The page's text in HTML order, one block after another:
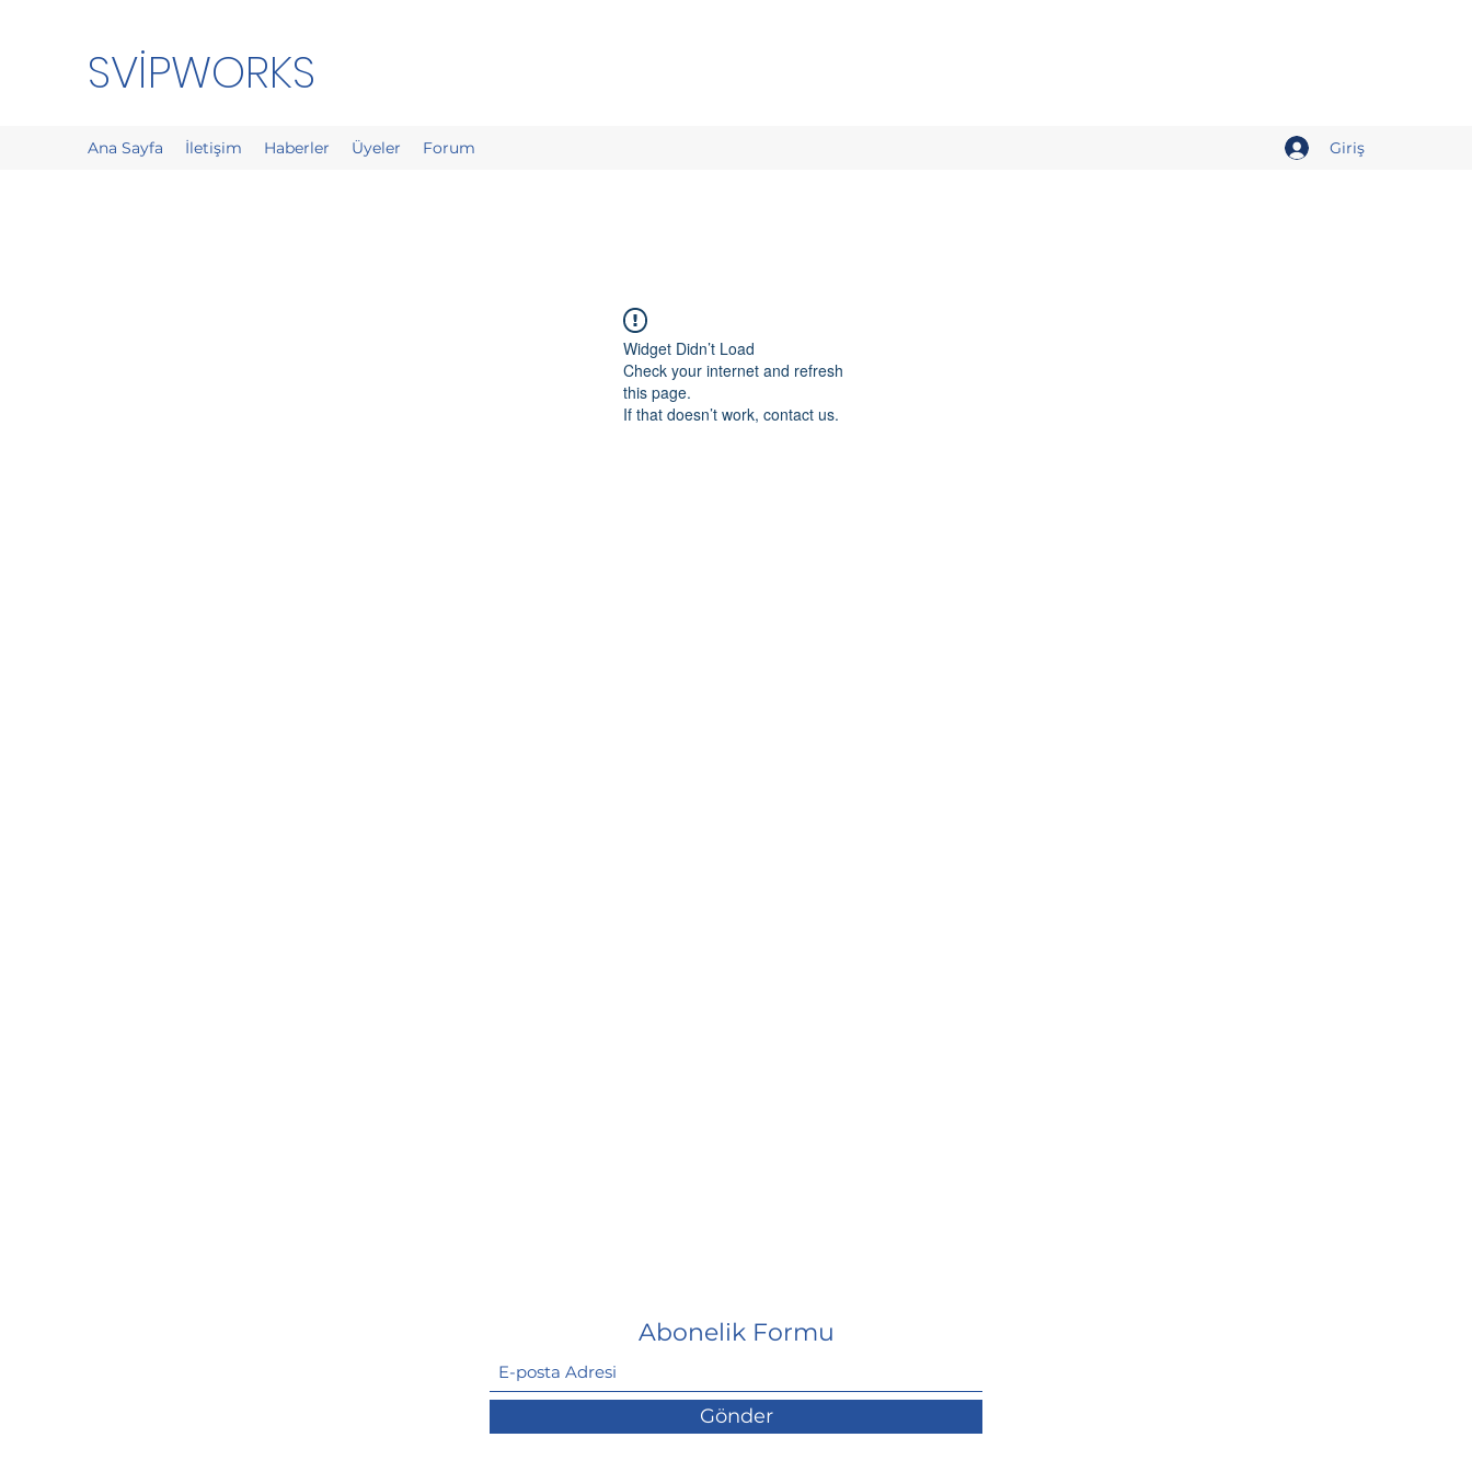
SVİPWORKS
Ana Sayfa İletişim Haberler Üyeler Forum Giriş
Widget Didn’t Load
Check your internet and refresh
this page.
If that doesn’t work, contact us.
Abonelik Formu
Gönder